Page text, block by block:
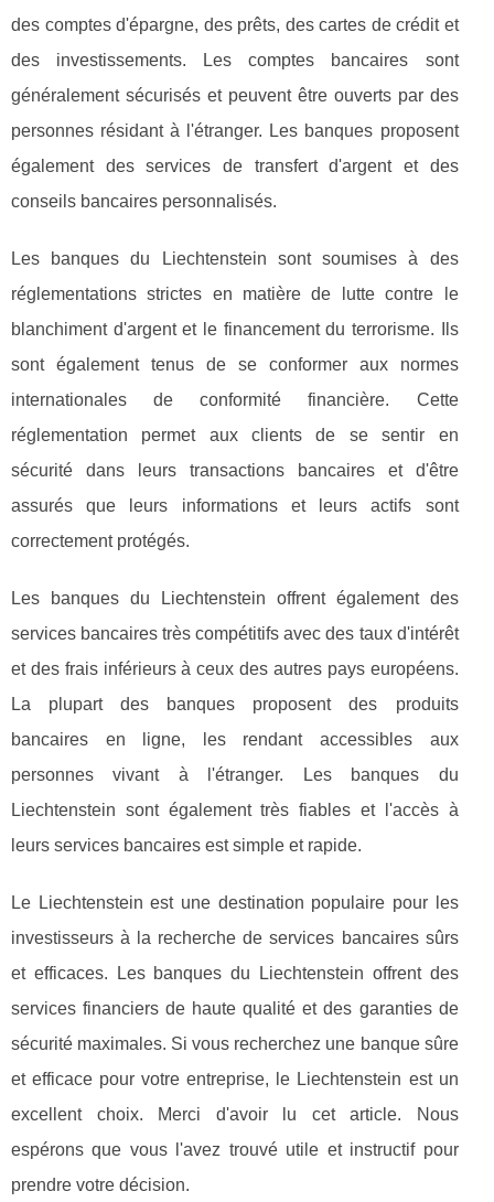
des comptes d'épargne, des prêts, des cartes de crédit et
des investissements. Les comptes bancaires sont
généralement sécurisés et peuvent être ouverts par des
personnes résidant à l'étranger. Les banques proposent
également des services de transfert d'argent et des
conseils bancaires personnalisés.
Les banques du Liechtenstein sont soumises à des
réglementations strictes en matière de lutte contre le
blanchiment d'argent et le financement du terrorisme. Ils
sont également tenus de se conformer aux normes
internationales de conformité financière. Cette
réglementation permet aux clients de se sentir en
sécurité dans leurs transactions bancaires et d'être
assurés que leurs informations et leurs actifs sont
correctement protégés.
Les banques du Liechtenstein offrent également des
services bancaires très compétitifs avec des taux d'intérêt
et des frais inférieurs à ceux des autres pays européens.
La plupart des banques proposent des produits
bancaires en ligne, les rendant accessibles aux
personnes vivant à l'étranger. Les banques du
Liechtenstein sont également très fiables et l'accès à
leurs services bancaires est simple et rapide.
Le Liechtenstein est une destination populaire pour les
investisseurs à la recherche de services bancaires sûrs
et efficaces. Les banques du Liechtenstein offrent des
services financiers de haute qualité et des garanties de
sécurité maximales. Si vous recherchez une banque sûre
et efficace pour votre entreprise, le Liechtenstein est un
excellent choix. Merci d'avoir lu cet article. Nous
espérons que vous l'avez trouvé utile et instructif pour
prendre votre décision.